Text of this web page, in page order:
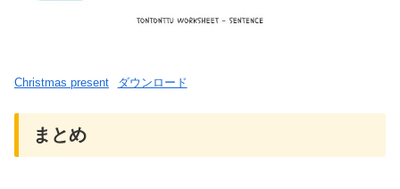
Christmas present ダウンロード
まとめ